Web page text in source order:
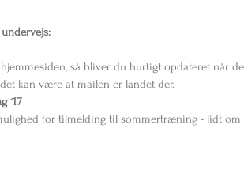
så bliver du hurtigt opdateret når
kan være at mailen er landet der.
´17
for tilmelding til sommertræning - lidt